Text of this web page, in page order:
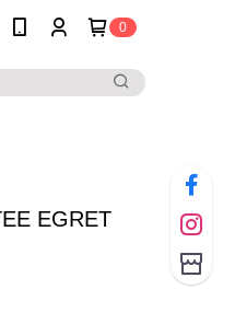
0
EGRET